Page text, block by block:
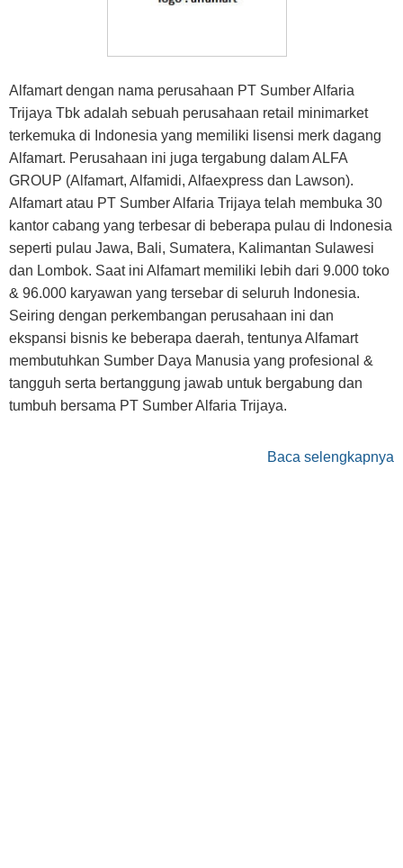
Alfamart dengan nama perusahaan PT Sumber Alfaria
Trijaya Tbk adalah sebuah perusahaan retail minimarket
terkemuka di Indonesia yang memiliki lisensi merk dagang
Alfamart. Perusahaan ini juga tergabung dalam ALFA
GROUP (Alfamart, Alfamidi, Alfaexpress dan Lawson).
Alfamart atau PT Sumber Alfaria Trijaya telah membuka 30
kantor cabang yang terbesar di beberapa pulau di Indonesia
seperti pulau Jawa, Bali, Sumatera, Kalimantan Sulawesi
dan Lombok. Saat ini Alfamart memiliki lebih dari 9.000 toko
& 96.000 karyawan yang tersebar di seluruh Indonesia.
Seiring dengan perkembangan perusahaan ini dan
ekspansi bisnis ke beberapa daerah, tentunya Alfamart
membutuhkan Sumber Daya Manusia yang profesional &
tangguh serta bertanggung jawab untuk bergabung dan
tumbuh bersama PT Sumber Alfaria Trijaya.
Baca selengkapnya